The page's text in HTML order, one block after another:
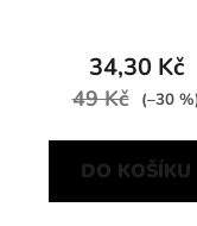
34,30 Kč
49 Kč (–30
DO KOŠÍKU